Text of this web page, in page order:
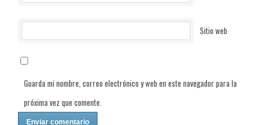
Sitio web
Guarda mi nombre, correo electrónico y web en este navegador para la
próxima vez que comente.